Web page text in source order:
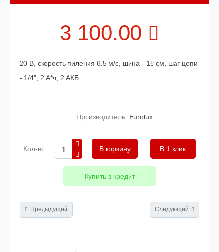
3 100.00
20 В, скорость пиления 6.5 м/с, шина - 15 см, шаг цепи
- 1/4", 2 А*ч, 2 АКБ
Производитель: Eurolux
Кол-во В 1 клик
Купить в кредит
Предыдущий Следующий